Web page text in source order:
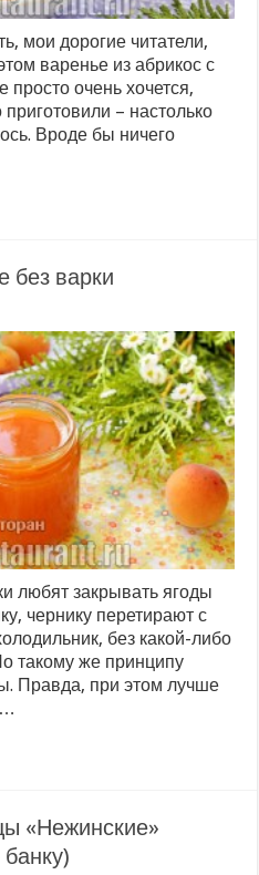
мои дорогие читатели,
варенье из абрикос с
очень хочется,
– настолько
Вроде бы ничего
без варки
любят закрывать ягоды
чернику перетирают с
без какой-либо
такому же принципу
Правда, при этом лучше
…
«Нежинские»